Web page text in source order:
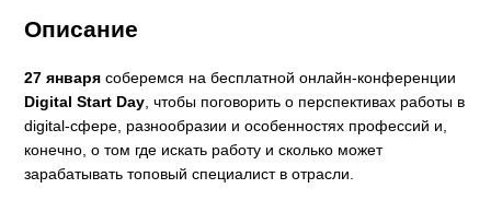
Описание
27 января соберемся на бесплатной онлайн-конференции
Digital Start Day, чтобы поговорить о перспективах работы в
digital-сфере, разнообразии и особенностях профессий и,
конечно, о том где искать работу и сколько может
зарабатывать топовый специалист в отрасли.